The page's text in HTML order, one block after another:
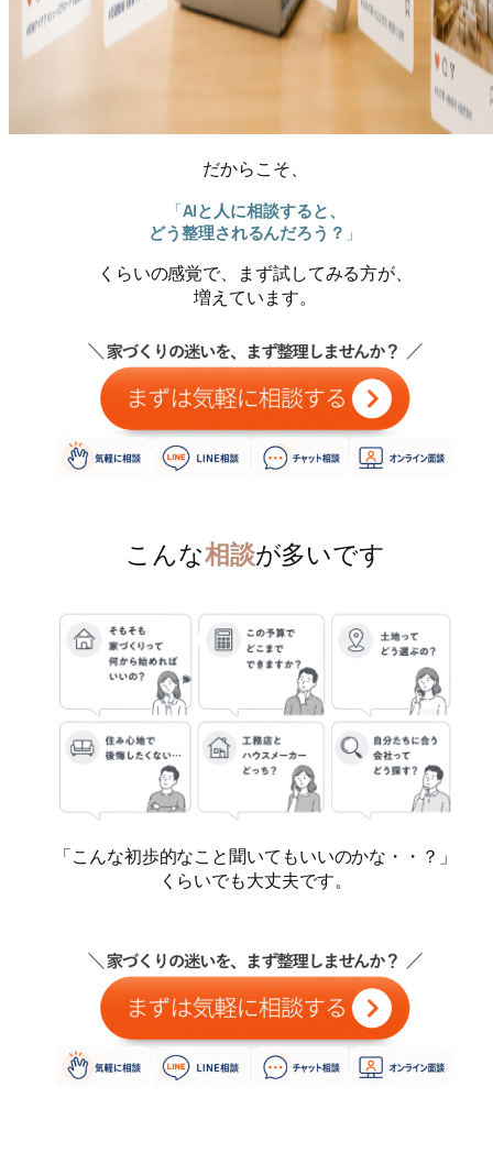
だからこそ、
「AIと人に相談すると、
どう整理されるんだろう？ 」
くらいの感覚で、まず試してみる方が、
増えています。
こんな相談が多いです
「こんな初歩的なこと聞いてもいいのかな・・？」
くらいでも大丈夫です。